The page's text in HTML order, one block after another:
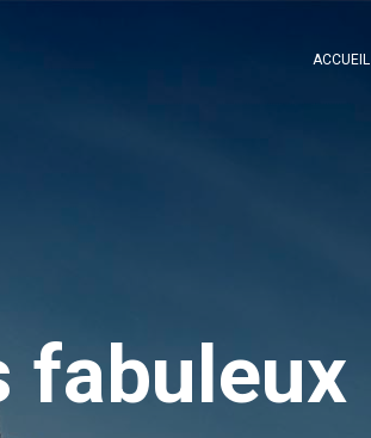
ACCUEIL
fabuleux